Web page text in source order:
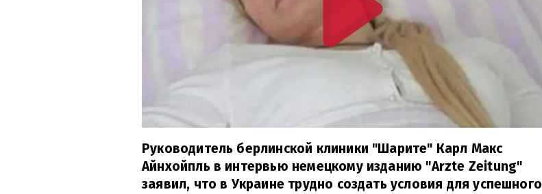
Руководитель берлинской клиники "Шарите" Карл Макс
Айнхойпль в интервью немецкому изданию "Arzte Zeitung"
заявил, что в Украине трудно создать условия для успешного